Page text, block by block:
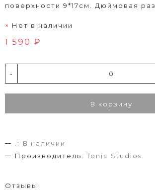
поверхности 9*17см. Дюймовая
Нет в наличии
1 590 ₽
-
В корзину
.:
В наличии
Производитель: Tonic Studios
Отзывы